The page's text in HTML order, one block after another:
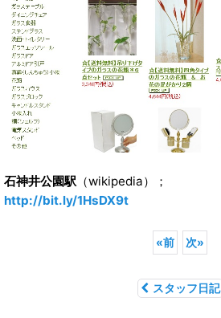
石神井公園駅 （wikipedia）；
http://bit.ly/1HsDX9t
«前 次»
スタッフ日記